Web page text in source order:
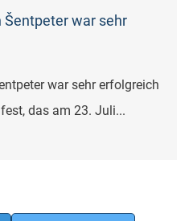
Šentpeter war sehr
war sehr erfolgreich
das am 23. Juli...